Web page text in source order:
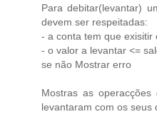
Para debitar(levantar)
devem ser respeitadas:
- a conta tem que exisitir
- o valor a levantar <=
se não Mostrar erro
Mostras as
levantaram com os seus